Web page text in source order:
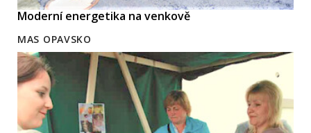
Moderní energetika na venkově
MAS OPAVSKO